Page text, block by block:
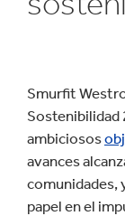
Smurfit
Sostenibilidad
ambiciosos
avances
comunidades,
papel en el